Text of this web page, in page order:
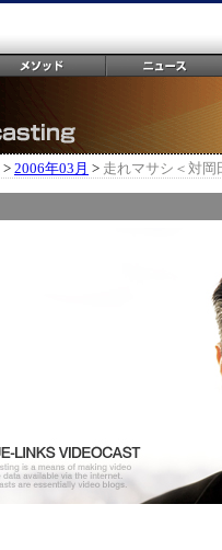
> 2006年03月 > 走れマサシ＜対岡